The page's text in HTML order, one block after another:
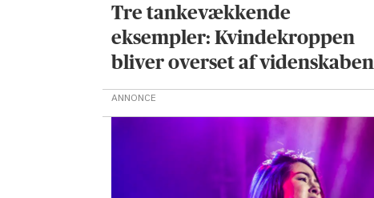
Tre tankevækkende
eksempler: Kvindekroppen
bliver overset af videnskaben
ANNONCE